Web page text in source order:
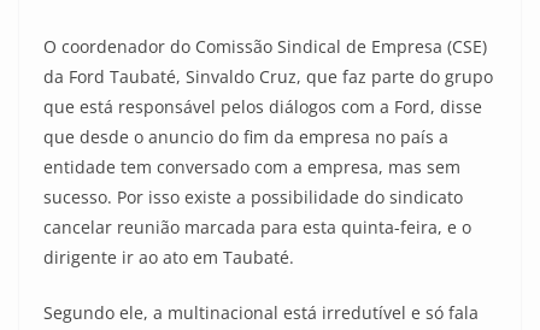
O coordenador do Comissão Sindical de Empresa (CSE)
da Ford Taubaté, Sinvaldo Cruz, que faz parte do grupo
que está responsável pelos diálogos com a Ford, disse
que desde o anuncio do fim da empresa no país a
entidade tem conversado com a empresa, mas sem
sucesso. Por isso existe a possibilidade do sindicato
cancelar reunião marcada para esta quinta-feira, e o
dirigente ir ao ato em Taubaté.
Segundo ele, a multinacional está irredutível e só fala